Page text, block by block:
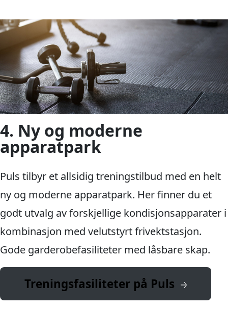
4. Ny og moderne
apparatpark
Puls tilbyr et allsidig treningstilbud med en helt
ny og moderne apparatpark. Her finner du et
godt utvalg av forskjellige kondisjonsapparater i
kombinasjon med velutstyrt frivektstasjon.
Gode garderobefasiliteter med låsbare skap.
Treningsfasiliteter på Puls